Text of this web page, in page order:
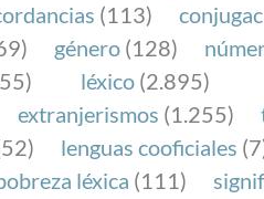
patrocinada por la
cuyo objetivo es
en los medios de
(113)
género (128)
léxico (2.895)
extranjerismos (1.255)
lenguas cooficiales
léxica (111)